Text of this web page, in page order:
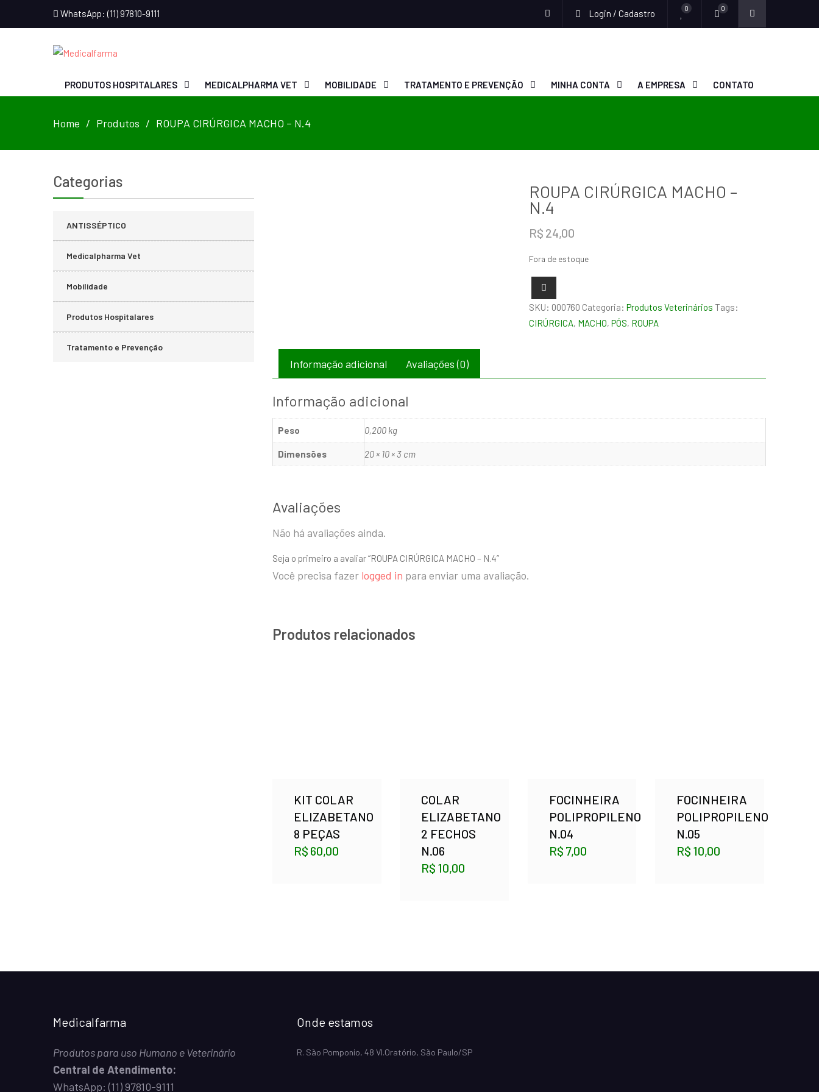
WhatsApp: (11) 97810-9111 Login / Cadastro 0 0
PRODUTOS HOSPITALARES MEDICALPHARMA VET MOBILIDADE TRATAMENTO E PREVENÇÃO MINHA CONTA A EMPRESA CONTATO
Home Produtos ROUPA CIRÚRGICA MACHO – N.4
ROUPA CIRÚRGICA MACHO –
N.4
R$ 24,00
Fora de estoque
SKU: 000760 Categoria:Produtos Veterinários Tags:
CIRÚRGICA, MACHO,PÓS, ROUPA
Informação adicional Avaliações (0)
Informação adicional
Peso 0,200 kg
Dimensões 20 × 10 × 3 cm
Avaliações
Não há avaliações ainda.
Seja o primeiro a avaliar “ROUPA CIRÚRGICA MACHO – N.4”
Você precisa fazer logged in para enviar uma avaliação.
Produtos relacionados
KIT COLAR
ELIZABETANO
8 PEÇAS
R$ 60,00
COLAR
ELIZABETANO
2 FECHOS
N.06
R$ 10,00
FOCINHEIRA
POLIPROPILENO
N.04
R$ 7,00
FOCINHEIRA
POLIPROPILENO
N.05
R$ 10,00
Categorias
ANTISSÉPTICO
Medicalpharma Vet
Mobilidade
Produtos Hospitalares
Tratamento e Prevenção
Medicalfarma
Produtos para uso Humano e Veterinário
Central de Atendimento:
WhatsApp:(11) 97810-9111
Onde estamos
R. São Pomponio, 48 Vl.Oratório, São Paulo/SP